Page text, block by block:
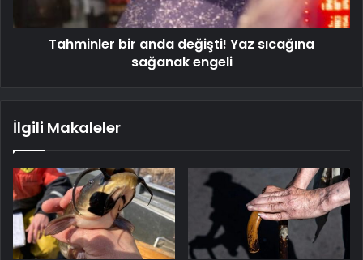
Tahminler bir anda değişti! Yaz sıcağına
sağanak engeli
İlgili Makaleler